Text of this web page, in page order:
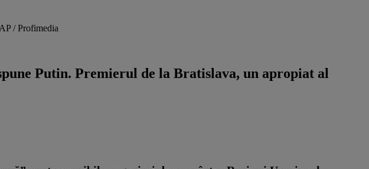
/ Profimedia
Putin. Premierul de la Bratislava, un apropiat al